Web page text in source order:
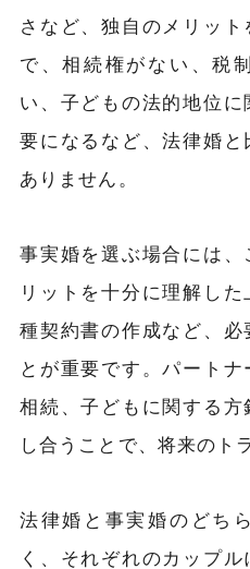
さなど、独自のメリッ
で、相続権がない、税
い、子どもの法的地位
要になるなど、法律婚と
ありません。
事実婚を選ぶ場合には
リットを十分に理解し
種契約書の作成など、必
とが重要です。パートナ
相続、子どもに関する
し合うことで、将来のト
法律婚と事実婚のどち
く、それぞれのカップ